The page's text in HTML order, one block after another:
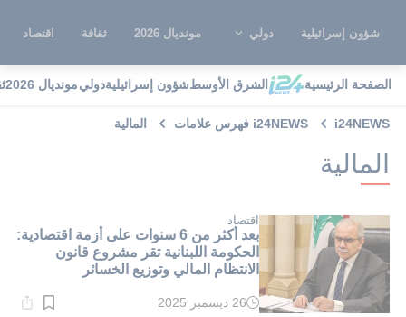
شؤون إسرائيلية دولي مونديال 2026 ثقافة اقتصاد
الصفحة الرئيسية الشرق الأوسطشؤون إسرائيليةدوليمونديال 2026
i24NEWS i24NEWS فهرس علامات المالية
المالية
اقتصاد
بعد أكثر من 6 سنوات على أزمة اقتصادية:
الحكومة اللبنانية تقر مشروع قانون
الانتظام المالي وتوزيع الخسائر
وقت
26 ديسمبر 2025